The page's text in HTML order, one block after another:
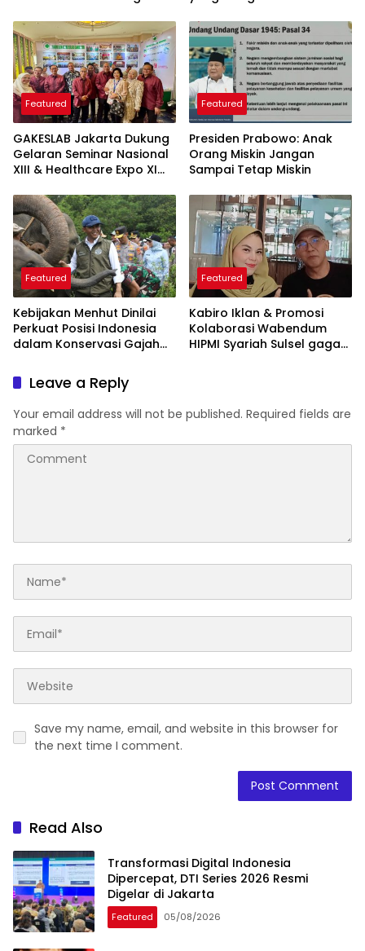
yang Perlu Diketahui
Featured
GAKESLAB Jakarta Dukung
Gelaran Seminar Nasional
XIII & Healthcare Expo XI
Featured
Presiden Prabowo: Anak
Orang Miskin Jangan
Sampai Tetap Miskin
Featured
Kebijakan Menhut Dinilai
Perkuat Posisi Indonesia
dalam Konservasi Gajah
Featured
Kabiro Iklan & Promosi
Kolaborasi Wabendum
HIPMI Syariah Sulsel gagas
Leave a Reply
Your email address will not be published. Required fields are
marked *
Save my name, email, and website in this browser for
the next time I comment.
Read Also
Transformasi Digital Indonesia
Dipercepat, DTI Series 2026 Resmi
Digelar di Jakarta
Featured 05/08/2026